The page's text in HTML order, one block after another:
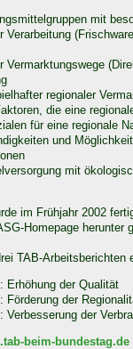
mit
Verarbeitung
Vermarktungswege
regionaler
die eine
für eine regionale
und
mit
im Frühjahr 2002
Homepage herunter
TAB-Arbeitsberichten
Erhöhung der Qualität
Förderung der
Verbesserung der
beim-bundestag.de